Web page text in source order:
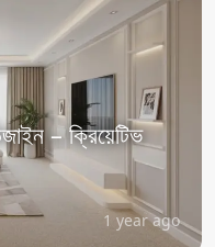
– ক্রিয়েটিভ
1 year ago